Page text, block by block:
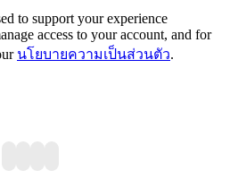
to support your experience
access to your account, and for
นโยบายความเป็นส่วนตัว.